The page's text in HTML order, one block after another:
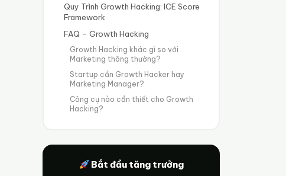
Quy Trình Growth Hacking: ICE Score
Framework
FAQ – Growth Hacking
Growth Hacking khác gì so với
Marketing thông thường?
Startup cần Growth Hacker hay
Marketing Manager?
Công cụ nào cần thiết cho Growth
Hacking?
Bắt đầu tăng trưởng